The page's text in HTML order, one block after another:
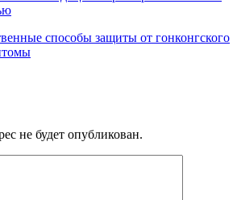
способы защиты от гонконгского
не будет опубликован.